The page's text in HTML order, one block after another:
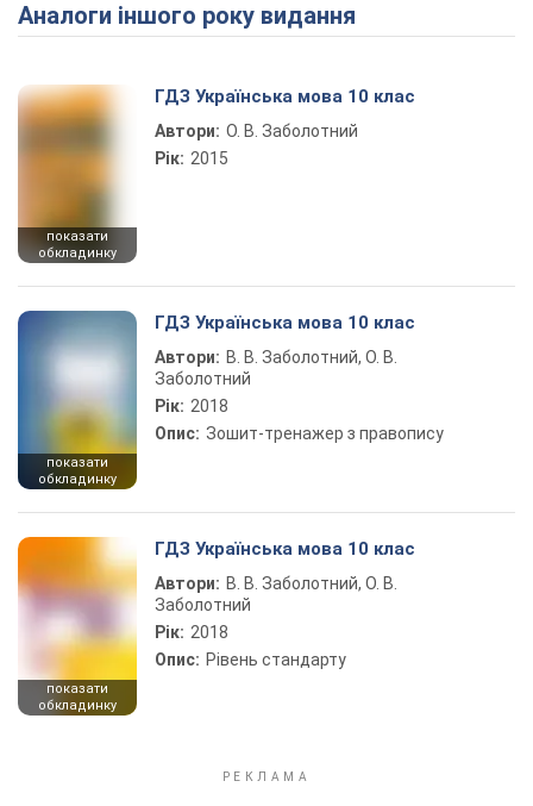
Play Video
Аналоги іншого року видання
показати
обкладинку
ГДЗ Українська мова 10 клас
Автори: О. В. Заболотний
Рік: 2015
показати
обкладинку
ГДЗ Українська мова 10 клас
Автори: В. В. Заболотний, О. В.
Заболотний
Рік: 2018
Опис: Зошит-тренажер з правопису
показати
обкладинку
ГДЗ Українська мова 10 клас
Автори: В. В. Заболотний, О. В.
Заболотний
Рік: 2018
Опис: Рівень стандарту